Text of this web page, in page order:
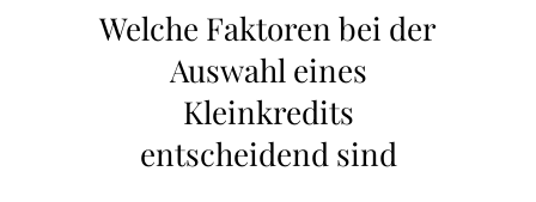
Welche Faktoren bei der
Auswahl eines
Kleinkredits
entscheidend sind